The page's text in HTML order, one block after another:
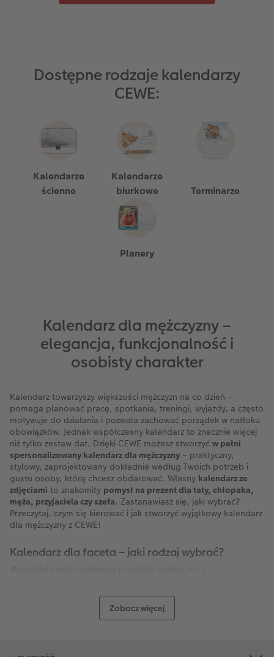
Dostępne rodzaje kalendarzy
CEWE:
Kalendarze
ścienne
Kalendarze
biurkowe
Terminarze
Planery
Kalendarz dla mężczyzny –
elegancja, funkcjonalność i
osobisty charakter
Kalendarz towarzyszy większości mężczyzn na co dzień –
pomaga planować pracę, spotkania, treningi, wyjazdy, a często
motywuje do działania i pozwala zachować porządek w natłoku
obowiązków. Jednak współczesny kalendarz to znacznie więcej
niż tylko zestaw dat. Dzięki CEWE możesz stworzyć w pełni
spersonalizowany kalendarz dla mężczyzny – praktyczny,
stylowy, zaprojektowany dokładnie według Twoich potrzeb i
gustu osoby, którą chcesz obdarować. Własny kalendarz ze
zdjęciami to znakomity pomysł na prezent dla taty, chłopaka,
męża, przyjaciela czy szefa. Zastanawiasz się, jaki wybrać?
Przeczytaj, czym się kierować i jak stworzyć wyjątkowy kalendarz
dla mężczyzny z CEWE!
Kalendarz dla faceta – jaki rodzaj wybrać?
– klasyczny i niezwykle czytelny.
Zobacz więcej